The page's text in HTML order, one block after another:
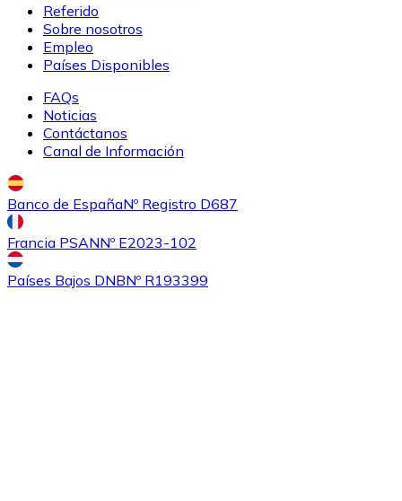
Referido
Sobre nosotros
Empleo
Países Disponibles
FAQs
Noticias
Contáctanos
Canal de Información
Banco de EspañaNº Registro D687
Francia PSANNº E2023-102
Países Bajos DNBNº R193399